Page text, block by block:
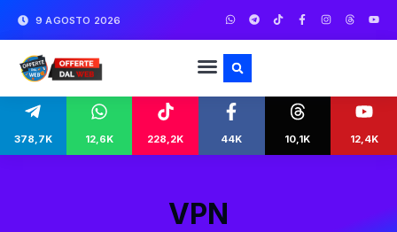
9 AGOSTO 2026
378,7K 12,6K 228,2K 44K 10,1K 12,4K
VPN